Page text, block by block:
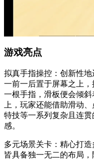
游戏亮点
拟真手指操控：创新性
一前一后置于屏幕之上
一根手指，滑板便会倾
上，玩家还能借助滑动
特技等一系列复杂且连
感。
多元场景关卡：精心打
皆具备独一无二的布局